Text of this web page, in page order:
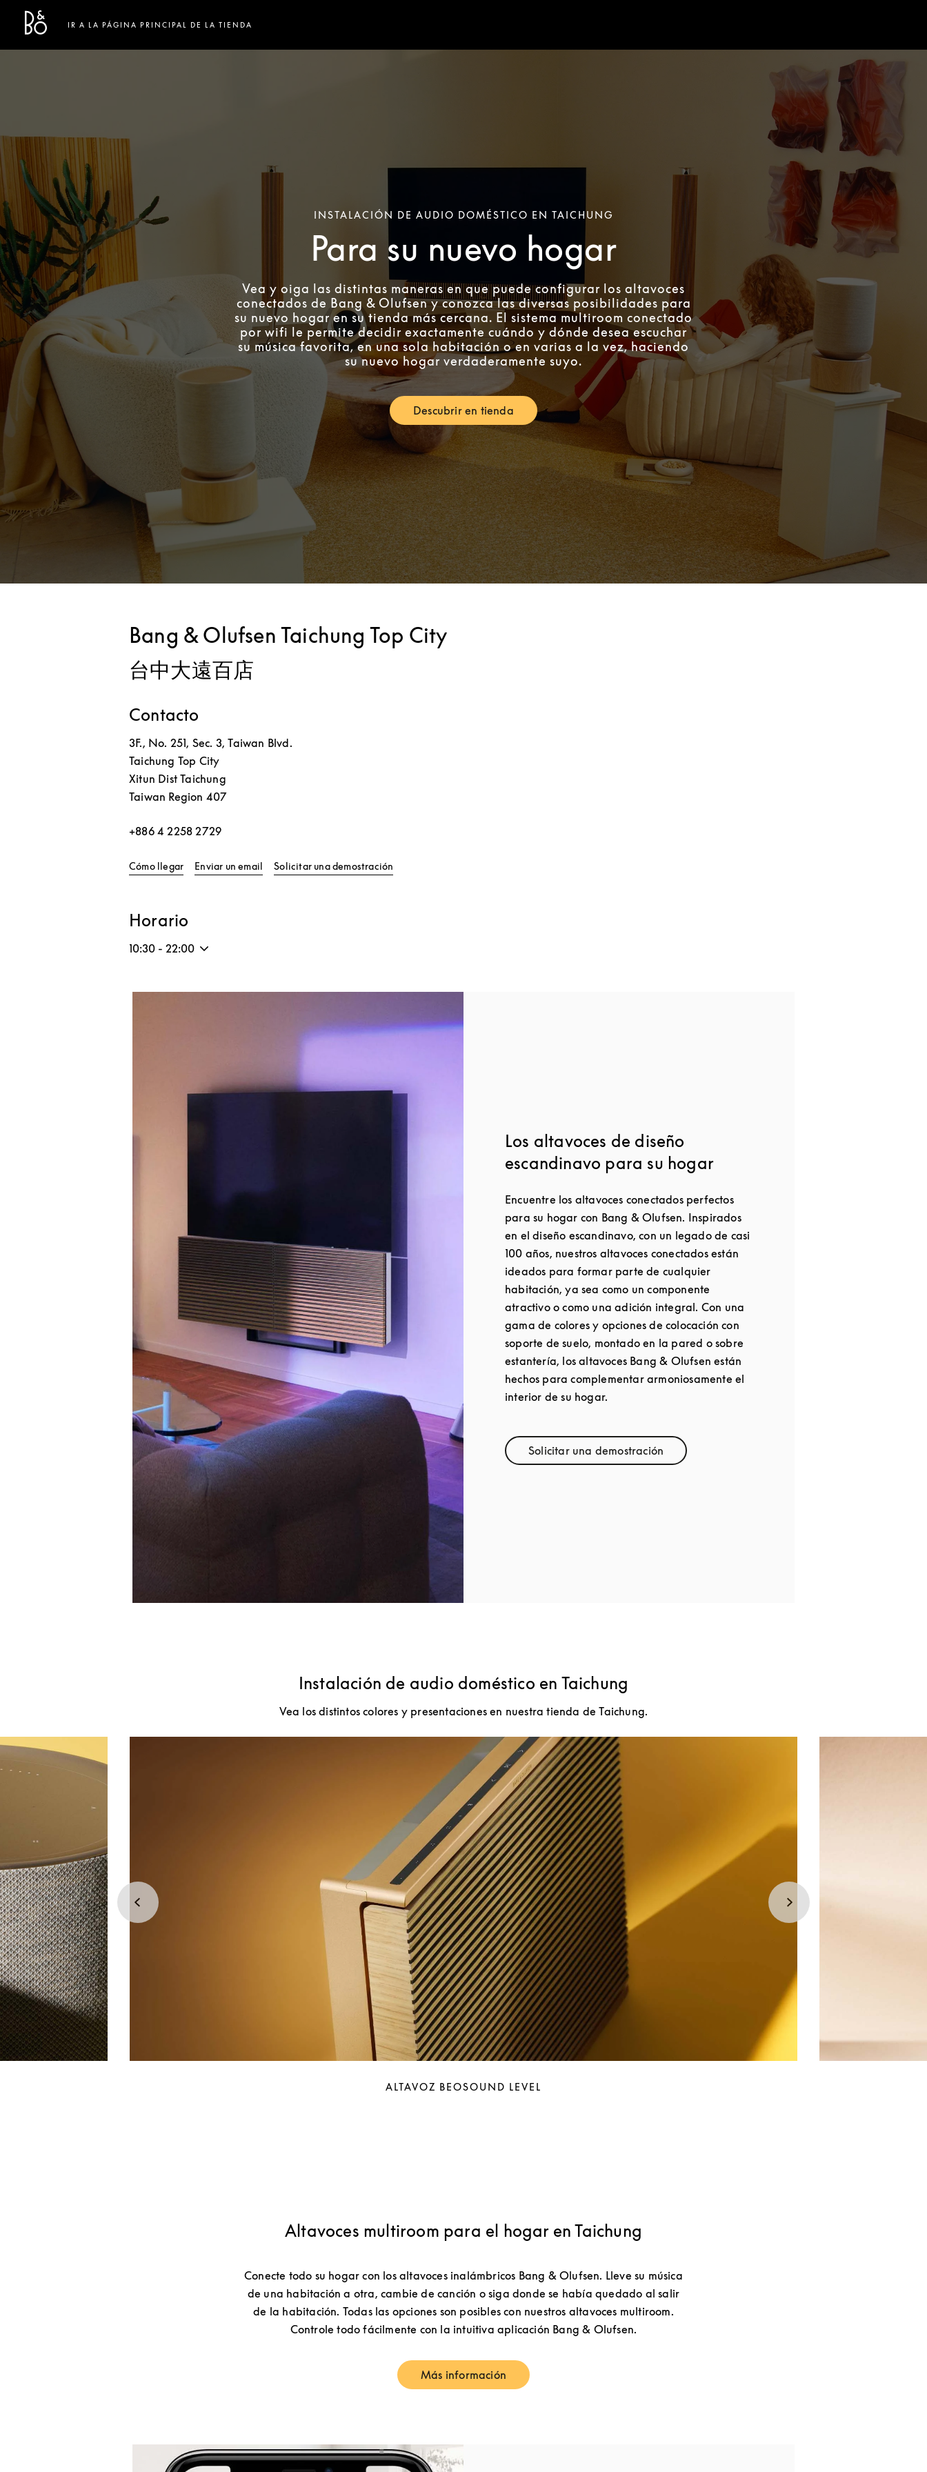
Bang & Olufsen - Exist to create
Link Opens in New Tab
IR A LA PÁGINA PRINCIPAL DE LA TIENDA
INSTALACIÓN DE AUDIO DOMÉSTICO EN TAICHUNG
Para su nuevo hogar
Vea y oiga las distintas maneras en que puede configurar los altavoces
conectados de Bang & Olufsen y conozca las diversas posibilidades para
su nuevo hogar en su tienda más cercana. El sistema multiroom conectado
por wifi le permite decidir exactamente cuándo y dónde desea escuchar
su música favorita, en una sola habitación o en varias a la vez, haciendo
su nuevo hogar verdaderamente suyo.
Descubrir en tiendaLink Opens in New Tab
Bang & Olufsen Taichung Top City
台中大遠百店
Contacto
3F., No. 251, Sec. 3, Taiwan Blvd.
Taichung Top City
Xitun Dist Taichung
Taiwan Region 407
+886 4 2258 2729
Cómo llegarLink Opens in New Tab
Enviar un email Solicitar una demostración
Horario
10:30 - 22:00
Los altavoces de diseño
escandinavo para su hogar
Encuentre los altavoces conectados perfectos
para su hogar con Bang & Olufsen. Inspirados
en el diseño escandinavo, con un legado de casi
100 años, nuestros altavoces conectados están
ideados para formar parte de cualquier
habitación, ya sea como un componente
atractivo o como una adición integral. Con una
gama de colores y opciones de colocación con
soporte de suelo, montado en la pared o sobre
estantería, los altavoces Bang & Olufsen están
hechos para complementar armoniosamente el
interior de su hogar.
Solicitar una demostración
Link Opens in New Tab
Instalación de audio doméstico en Taichung
Vea los distintos colores y presentaciones en nuestra tienda de Taichung.
ALTAVOZ BEOSOUND LEVEL
Altavoces multiroom para el hogar en Taichung
Conecte todo su hogar con los altavoces inalámbricos Bang & Olufsen. Lleve su música
de una habitación a otra, cambie de canción o siga donde se había quedado al salir
de la habitación. Todas las opciones son posibles con nuestros altavoces multiroom.
Controle todo fácilmente con la intuitiva aplicación Bang & Olufsen.
Más informaciónLink Opens in New Tab
Imagen del evento